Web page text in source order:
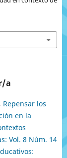
a
Repensar los
en la
Vol. 8 Núm. 14